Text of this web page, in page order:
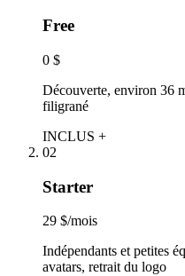
Free
0 $
Découverte, environ 36
filigrané
INCLUS +
02
Starter
29 $/mois
Indépendants et petites
avatars, retrait du logo